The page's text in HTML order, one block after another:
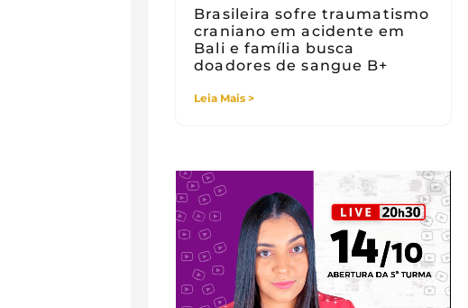
Brasileira sofre traumatismo
craniano em acidente em
Bali e família busca
doadores de sangue B+
Leia Mais >